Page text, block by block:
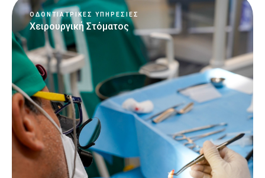
ΟΔΟΝΤΙΑΤΡΙΚΈΣ ΥΠΗΡΕΣΊΕΣ
Χειρουργική Στόματος